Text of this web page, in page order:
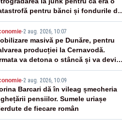
pentru bănci și fondurile de
-2 aug. 2026, 10:07
masivă pe Dunăre, pentru
producției la Cernavodă.
va detona o stâncă și va devia
fluviului - IMAGINI AERIENE
-2 aug. 2026, 10:09
Barcari dă în vileag șmecheria
pensiilor. Sumele uriașe
de fiecare român